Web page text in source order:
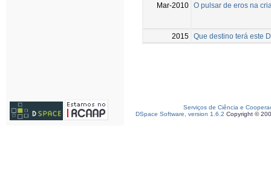
Mar-2010 O pulsar de eros na
2015 Que destino terá este
Serviços de Ciência e
DSpace Software, version 1.6.2 Copyright ©